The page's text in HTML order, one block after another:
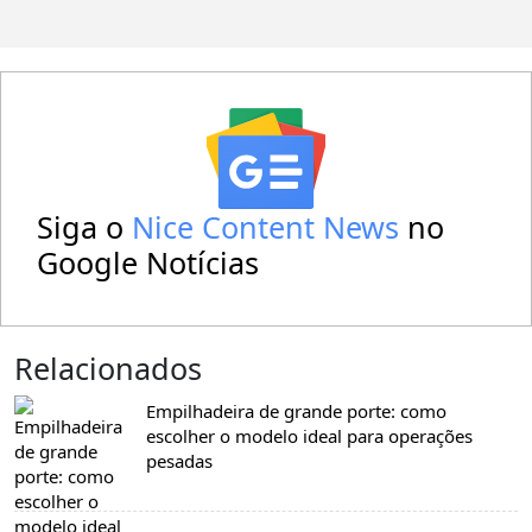
Siga o Nice Content News no
Google Notícias
Relacionados
Empilhadeira de grande porte: como
escolher o modelo ideal para operações
pesadas